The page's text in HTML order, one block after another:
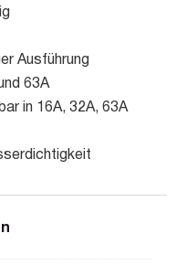
Ausführung
63A
in 16A, 32A, 63A